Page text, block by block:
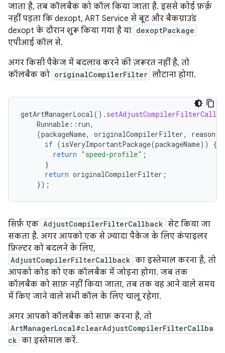
जाता है, तब कॉलबैक को कॉल किया जाता है. इससे कोई फ़र्क़
नहीं पड़ता कि dexopt, ART Service से बूट और बैकग्राउंड
dexopt के दौरान शुरू किया गया है या dexoptPackage
एपीआई कॉल से.
अगर किसी पैकेज में बदलाव करने की ज़रूरत नहीं है, तो
कॉलबैक को originalCompilerFilter लौटाना होगा.
getArtManagerLocal().
Runnable :: run,
(packageName, originalCompilerFilter, reason
if (isVeryImportantPackage(packageName))
{
return "speed-profile" ;
}
return originalCompilerFilter ;
});
सिर्फ़ एक AdjustCompilerFilterCallback सेट किया जा
सकता है. अगर आपको एक से ज़्यादा पैकेज के लिए कंपाइलर
फ़िल्टर को बदलने के लिए,
AdjustCompilerFilterCallback का इस्तेमाल करना है, तो
आपको कोड को एक कॉलबैक में जोड़ना होगा. जब तक
कॉलबैक को साफ़ नहीं किया जाता, तब तक वह आने वाले समय
में किए जाने वाले सभी कॉल के लिए चालू रहेगा.
अगर आपको कॉलबैक को साफ़ करना है, तो
ArtManagerLocal#clearAdjustCompilerFilterCallba
ck का इस्तेमाल करें.